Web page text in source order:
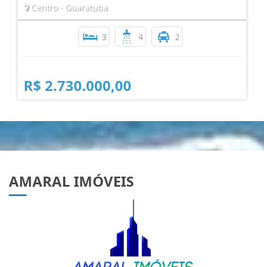
Centro - Guaratuba
3 4 2
R$ 2.730.000,00
AMARAL IMÓVEIS